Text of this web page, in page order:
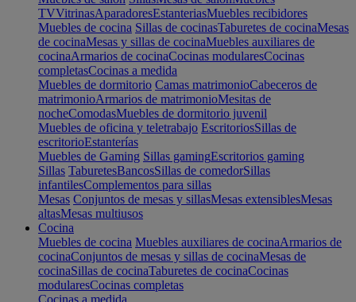
TVVitrinasAparadoresEstanteriasMuebles recibidores
Muebles de cocina Sillas de cocinasTaburetes de cocinaMesas
de cocinaMesas y sillas de cocinaMuebles auxiliares de
cocinaArmarios de cocinaCocinas modularesCocinas
completasCocinas a medida
Muebles de dormitorio Camas matrimonioCabeceros de
matrimonioArmarios de matrimonioMesitas de
nocheComodasMuebles de dormitorio juvenil
Muebles de oficina y teletrabajo EscritoriosSillas de
escritorioEstanterías
Muebles de Gaming Sillas gamingEscritorios gaming
Sillas TaburetesBancosSillas de comedorSillas
infantilesComplementos para sillas
Mesas Conjuntos de mesas y sillasMesas extensiblesMesas
altasMesas multiusos
Cocina
Muebles de cocina Muebles auxiliares de cocinaArmarios de
cocinaConjuntos de mesas y sillas de cocinaMesas de
cocinaSillas de cocinaTaburetes de cocinaCocinas
modularesCocinas completas
Cocinas a medida